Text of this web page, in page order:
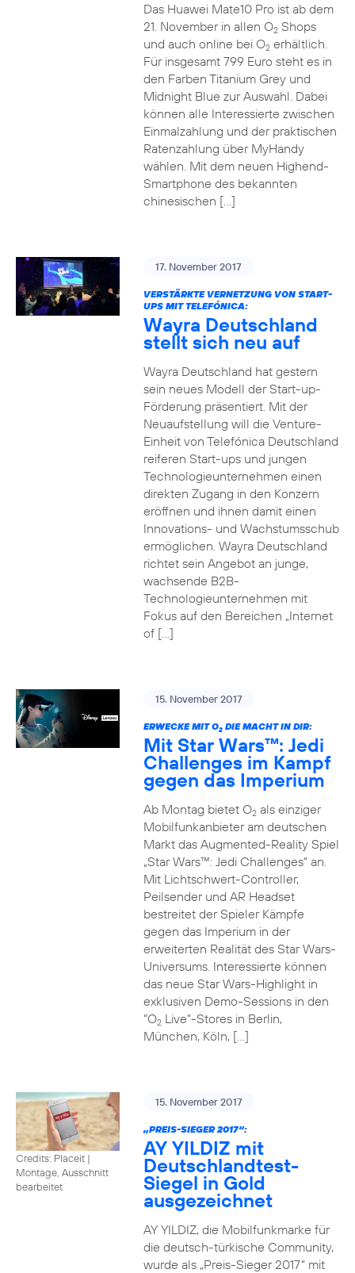
Das Huawei Mate10 Pro ist ab dem
21. November in allen O2Shops
und auch online bei O2erhältlich.
Für insgesamt 799 Euro steht es in
den Farben Titanium Grey und
Midnight Blue zur Auswahl. Dabei
können alle Interessierte zwischen
Einmalzahlung und der praktischen
Ratenzahlung über MyHandy
wählen. Mit dem neuen Highend-
Smartphone des bekannten
chinesischen […]
17. November 2017
VERSTÄRKTE VERNETZUNG VON START-
UPS MIT TELEFÓNICA:
Wayra Deutschland
stellt sich neu auf
Wayra Deutschland hat gestern
sein neues Modell der Start-up-
Förderung präsentiert. Mit der
Neuaufstellung will die Venture-
Einheit von Telefónica Deutschland
reiferen Start-ups und jungen
Technologieunternehmen einen
direkten Zugang in den Konzern
eröffnen und ihnen damit einen
Innovations- und Wachstumsschub
ermöglichen. Wayra Deutschland
richtet sein Angebot an junge,
wachsende B2B-
Technologieunternehmen mit
Fokus auf den Bereichen „Internet
of […]
15. November 2017
ERWECKE MIT O2DIE MACHT IN DIR:
Mit Star Wars™: Jedi
Challenges im Kampf
gegen das Imperium
Ab Montag bietet O2als einziger
Mobilfunkanbieter am deutschen
Markt das Augmented-Reality Spiel
„Star Wars™: Jedi Challenges“ an.
Mit Lichtschwert-Controller,
Peilsender und AR Headset
bestreitet der Spieler Kämpfe
gegen das Imperium in der
erweiterten Realität des Star Wars-
Universums. Interessierte können
das neue Star Wars-Highlight in
exklusiven Demo-Sessions in den
“O2Live“-Stores in Berlin,
München, Köln, […]
Credits: Placeit |
Montage, Ausschnitt
bearbeitet
15. November 2017
„PREIS-SIEGER 2017“:
AY YILDIZ mit
Deutschlandtest-
Siegel in Gold
ausgezeichnet
AY YILDIZ, die Mobilfunkmarke für
die deutsch-türkische Community,
wurde als „Preis-Sieger 2017“ mit